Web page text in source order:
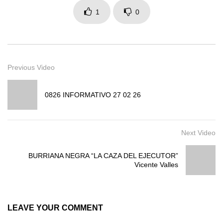
1 0
Previous Video
0826 INFORMATIVO 27 02 26
Next Video
BURRIANA NEGRA “LA CAZA DEL EJECUTOR”
Vicente Valles
LEAVE YOUR COMMENT